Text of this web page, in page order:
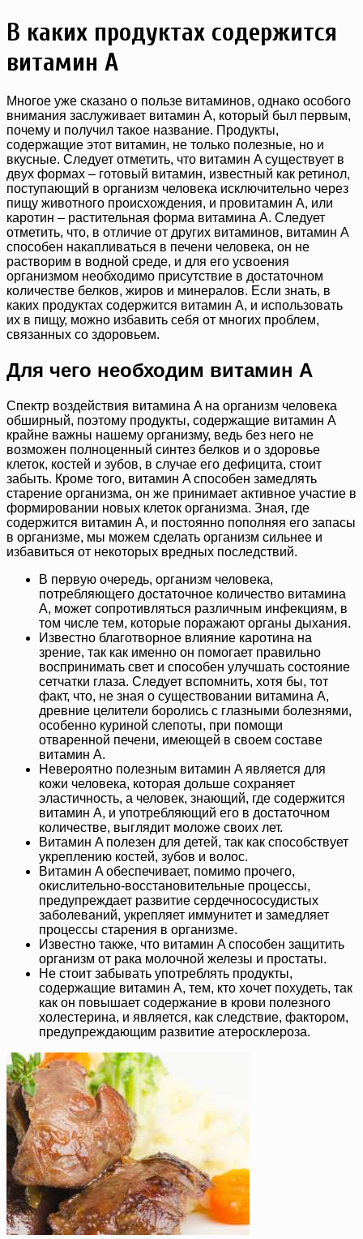
В каких продуктах содержится
витамин A
Многое уже сказано о пользе витаминов, однако особого
внимания заслуживает витамин A, который был первым,
почему и получил такое название. Продукты,
содержащие этот витамин, не только полезные, но и
вкусные. Следует отметить, что витамин A существует в
двух формах – готовый витамин, известный как ретинол,
поступающий в организм человека исключительно через
пищу животного происхождения, и провитамин A, или
каротин – растительная форма витамина A. Следует
отметить, что, в отличие от других витаминов, витамин A
способен накапливаться в печени человека, он не
растворим в водной среде, и для его усвоения
организмом необходимо присутствие в достаточном
количестве белков, жиров и минералов. Если знать, в
каких продуктах содержится витамин A, и использовать
их в пищу, можно избавить себя от многих проблем,
связанных со здоровьем.
Для чего необходим витамин A
Спектр воздействия витамина A на организм человека
обширный, поэтому продукты, содержащие витамин A
крайне важны нашему организму, ведь без него не
возможен полноценный синтез белков и о здоровье
клеток, костей и зубов, в случае его дефицита, стоит
забыть. Кроме того, витамин A способен замедлять
старение организма, он же принимает активное участие в
формировании новых клеток организма. Зная, где
содержится витамин A, и постоянно пополняя его запасы
в организме, мы можем сделать организм сильнее и
избавиться от некоторых вредных последствий.
В первую очередь, организм человека,
потребляющего достаточное количество витамина
A, может сопротивляться различным инфекциям, в
том числе тем, которые поражают органы дыхания.
Известно благотворное влияние каротина на
зрение, так как именно он помогает правильно
воспринимать свет и способен улучшать состояние
сетчатки глаза. Следует вспомнить, хотя бы, тот
факт, что, не зная о существовании витамина A,
древние целители боролись с глазными болезнями,
особенно куриной слепоты, при помощи
отваренной печени, имеющей в своем составе
витамин A.
Невероятно полезным витамин A является для
кожи человека, которая дольше сохраняет
эластичность, а человек, знающий, где содержится
витамин A, и употребляющий его в достаточном
количестве, выглядит моложе своих лет.
Витамин A полезен для детей, так как способствует
укреплению костей, зубов и волос.
Витамин A обеспечивает, помимо прочего,
окислительно-восстановительные процессы,
предупреждает развитие сердечнососудистых
заболеваний, укрепляет иммунитет и замедляет
процессы старения в организме.
Известно также, что витамин A способен защитить
организм от рака молочной железы и простаты.
Не стоит забывать употреблять продукты,
содержащие витамин A, тем, кто хочет похудеть, так
как он повышает содержание в крови полезного
холестерина, и является, как следствие, фактором,
предупреждающим развитие атеросклероза.